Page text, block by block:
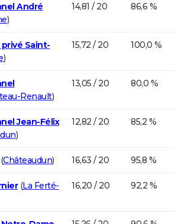
André
)
14,81 / 20 86,6 %
Saint-
)
15,72 / 20 100,0 %
Renault)
13,05 / 20 80,0 %
Jean-Félix
)
12,82 / 20 85,2 %
Châteaudun) 16,63 / 20 95,8 %
(La Ferté-
16,20 / 20 92,2 %